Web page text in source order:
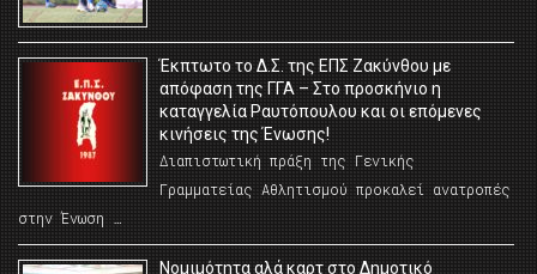
Έκπτωτο το Δ.Σ. της ΕΠΣ Ζακύνθου με
απόφαση της ΓΓΑ – Στο προσκήνιο η
καταγγελία Ραυτόπουλου και οι επόμενες
κινήσεις της Ένωσης!
Διαπιστωτική πράξη της Γενικής
Γραμματείας Αθλητισμού προκαλεί ανατροπές
στην Ένωση …
Νομιμότητα αλά καρτ στο Δημοτικό